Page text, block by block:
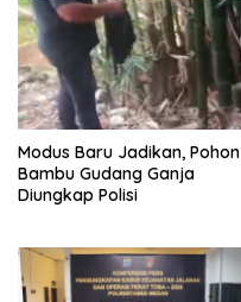
Modus Baru Jadikan, Pohon
Bambu Gudang Ganja
Diungkap Polisi